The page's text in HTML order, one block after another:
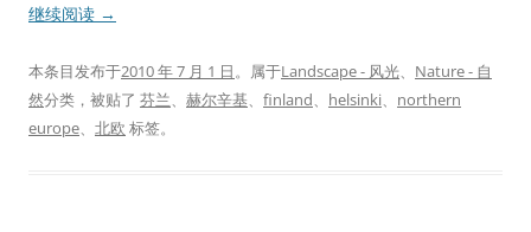
继续阅读 →
本条目发布于2010 年 7 月 1 日。属于Landscape - 风光、 Nature - 自
然分类，被贴了 芬兰、 赫尔辛基、 finland、 helsinki、 northern
europe、 北欧 标签。